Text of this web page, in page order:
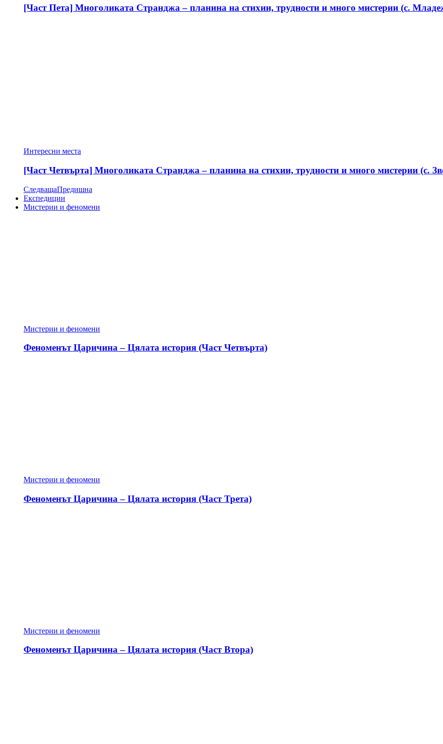
[Част Пета] Многоликата Странджа – планина на стихии, трудности и много мистерии (с.
Интересни места
[Част Четвърта] Многоликата Странджа – планина на стихии, трудности и много мистерии (с.
СледващаПредишна
Експедиции
Мистерии и феномени
Мистерии и феномени
Феноменът Царичина – Цялата история (Част Четвърта)
Мистерии и феномени
Феноменът Царичина – Цялата история (Част Трета)
Мистерии и феномени
Феноменът Царичина – Цялата история (Част Втора)